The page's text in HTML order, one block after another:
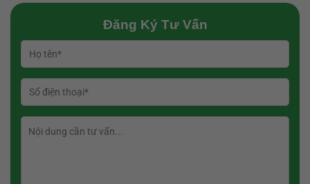
Đăng Ký Tư Vấn